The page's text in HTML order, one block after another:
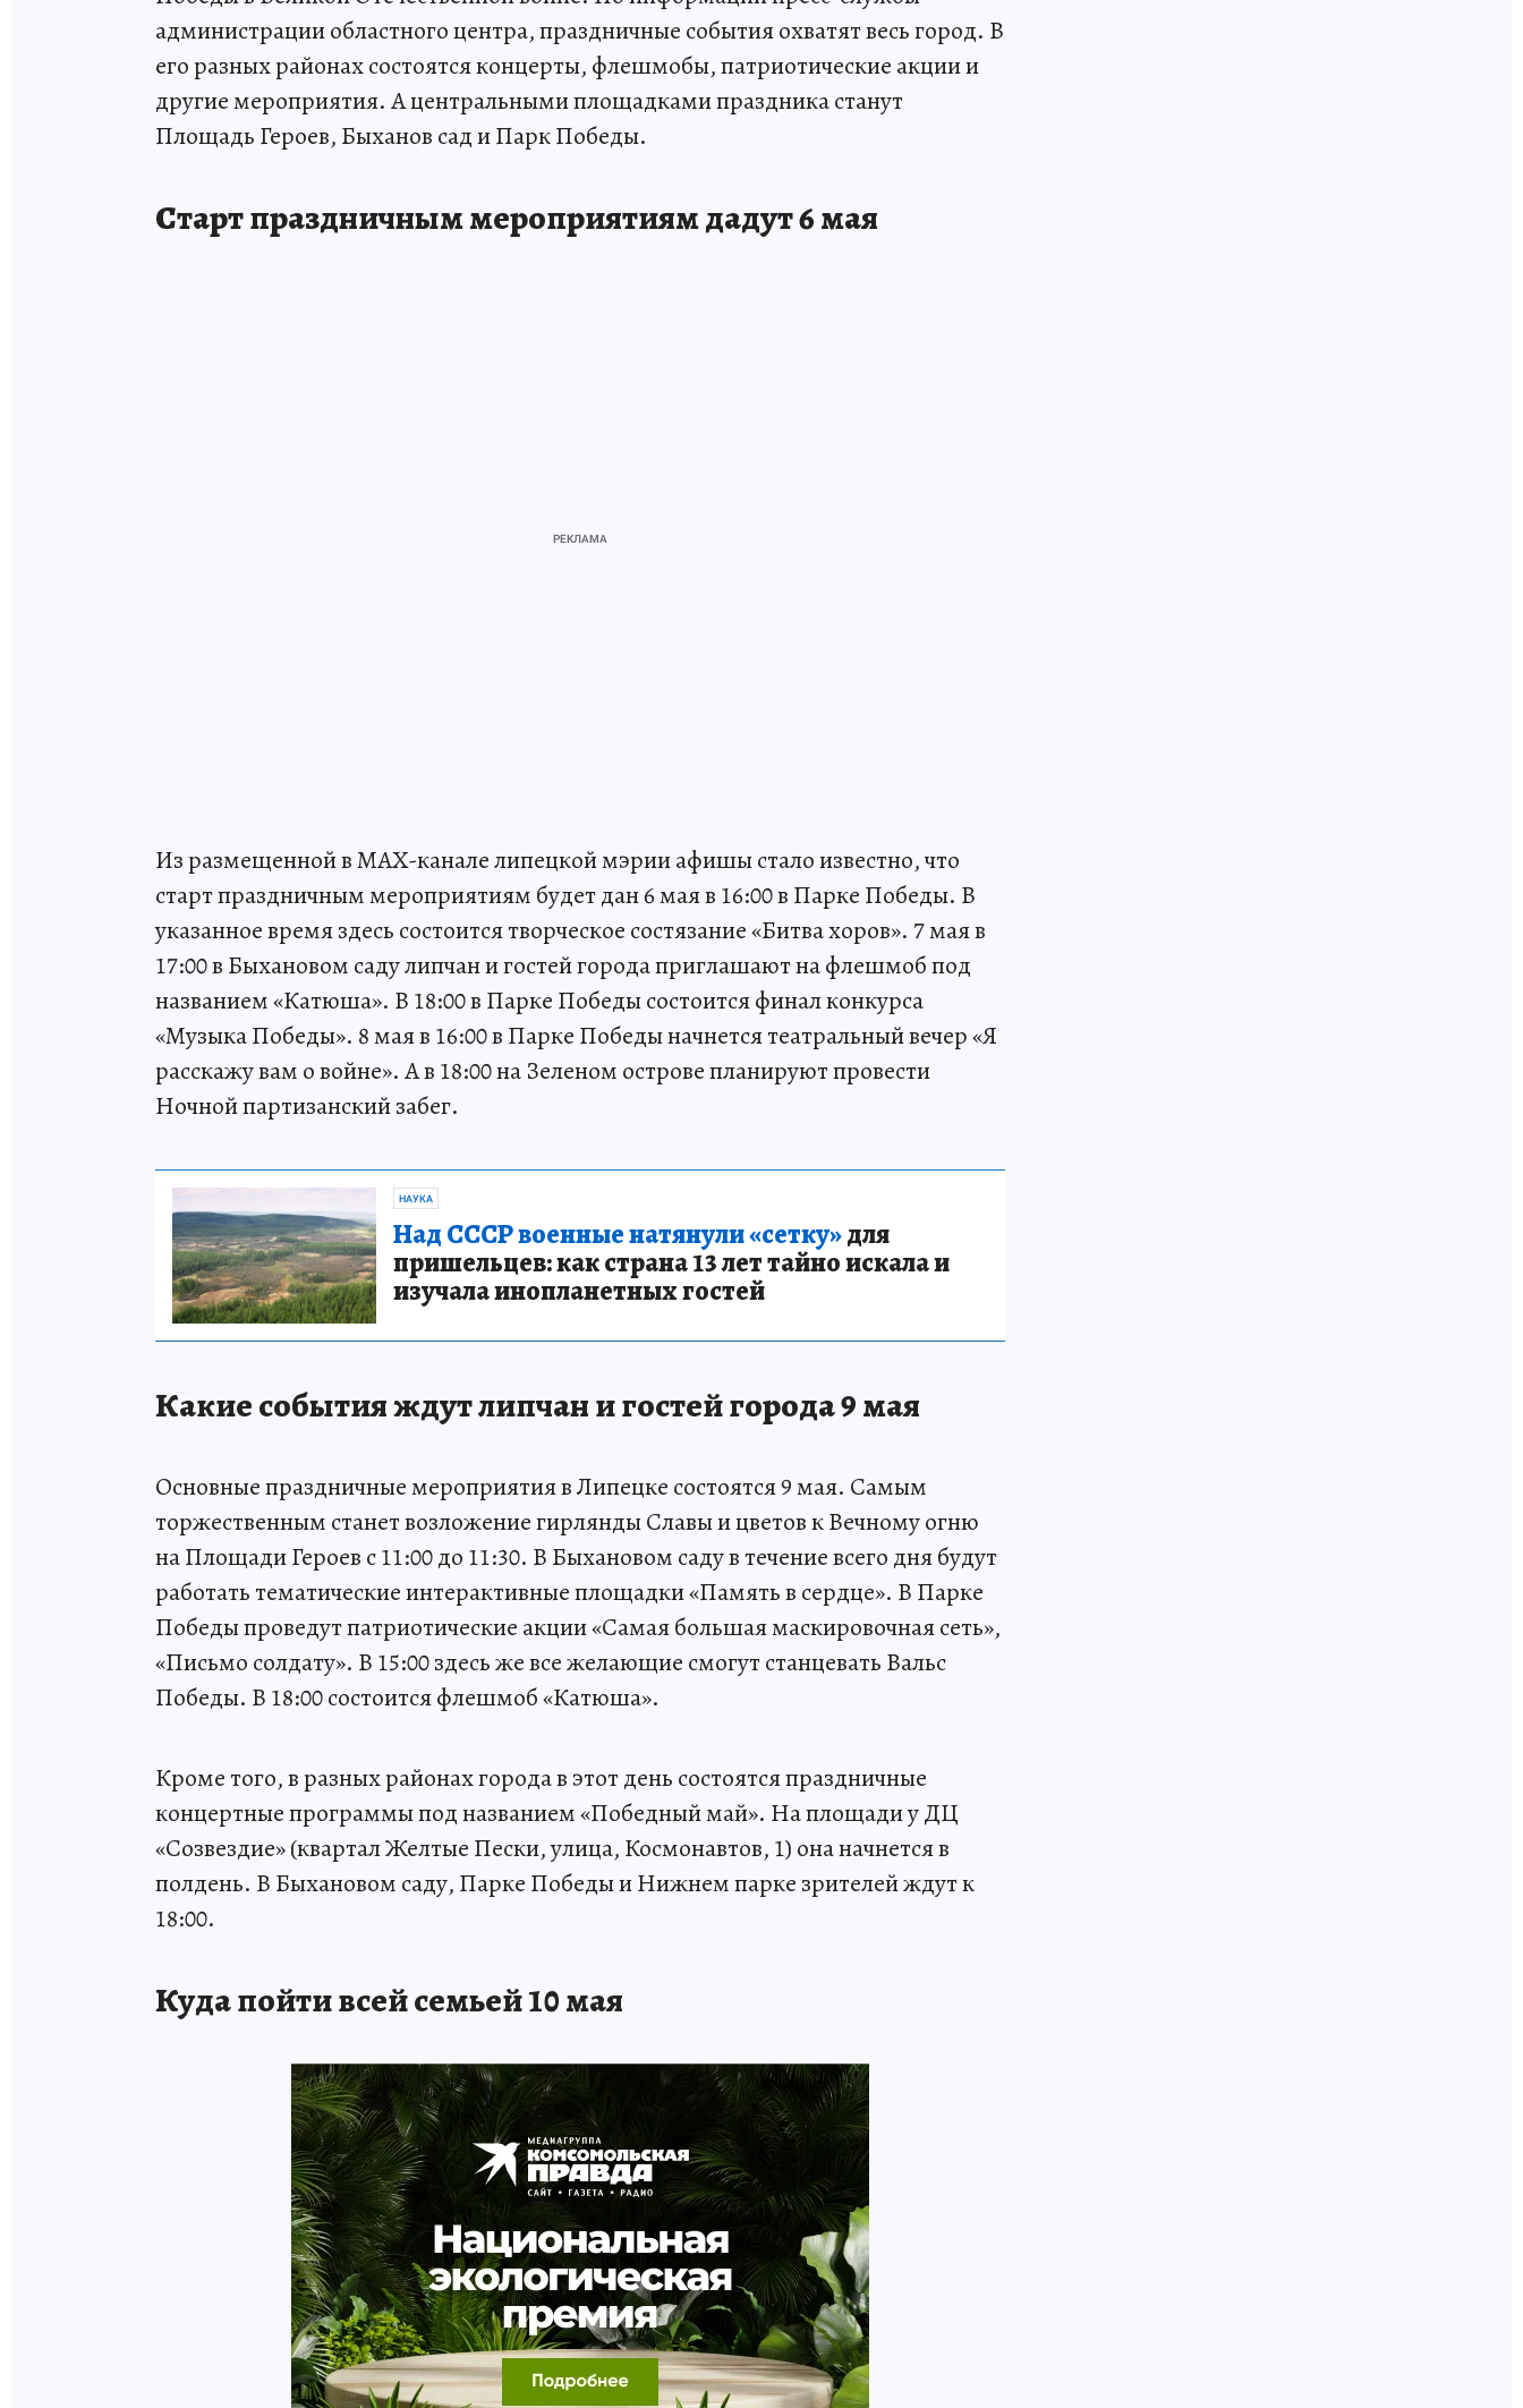
администрации областного центра, праздничные события охватят весь город. В
его разных районах состоятся концерты, флешмобы, патриотические акции и
другие мероприятия. А центральными площадками праздника станут
Площадь Героев, Быханов сад и Парк Победы.
Старт праздничным мероприятиям дадут 6 мая
Из размещенной в MAX-канале липецкой мэрии афишы стало известно, что
старт праздничным мероприятиям будет дан 6 мая в 16:00 в Парке Победы. В
указанное время здесь состоится творческое состязание «Битва хоров». 7 мая в
17:00 в Быхановом саду липчан и гостей города приглашают на флешмоб под
названием «Катюша». В 18:00 в Парке Победы состоится финал конкурса
«Музыка Победы». 8 мая в 16:00 в Парке Победы начнется театральный вечер «Я
расскажу вам о войне». А в 18:00 на Зеленом острове планируют провести
Ночной партизанский забег.
НАУКА
Над СССР военные натянули «сетку»для
пришельцев: как страна 13 лет тайно искала и
изучала инопланетных гостей
Какие события ждут липчан и гостей города 9 мая
Основные праздничные мероприятия в Липецке состоятся 9 мая. Самым
торжественным станет возложение гирлянды Славы и цветов к Вечному огню
на Площади Героев с 11:00 до 11:30. В Быхановом саду в течение всего дня будут
работать тематические интерактивные площадки «Память в сердце». В Парке
Победы проведут патриотические акции «Самая большая маскировочная сеть»,
«Письмо солдату». В 15:00 здесь же все желающие смогут станцевать Вальс
Победы. В 18:00 состоится флешмоб «Катюша».
Кроме того, в разных районах города в этот день состоятся праздничные
концертные программы под названием «Победный май». На площади у ДЦ
«Созвездие» (квартал Желтые Пески, улица, Космонавтов, 1) она начнется в
полдень. В Быхановом саду, Парке Победы и Нижнем парке зрителей ждут к
18:00.
Куда пойти всей семьей 10 мая